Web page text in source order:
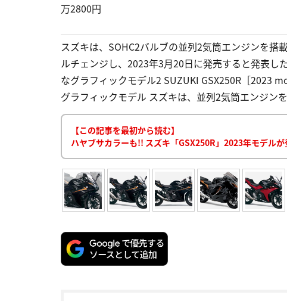
万2800円
スズキは、SOHC2バルブの並列2気筒エンジンを搭
ルチェンジし、2023年3月20日に発売すると発表し
なグラフィックモデル2 SUZUKI GSX250R［2023
グラフィックモデル スズキは、並列2気筒エンジン
【この記事を最初から読む】
ハヤブサカラーも!! スズキ「GSX250R」2023年モデル